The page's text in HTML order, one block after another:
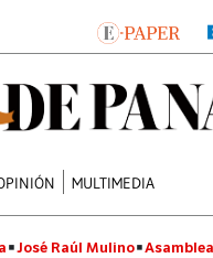
MULTIMEDIA
José Raúl Mulino